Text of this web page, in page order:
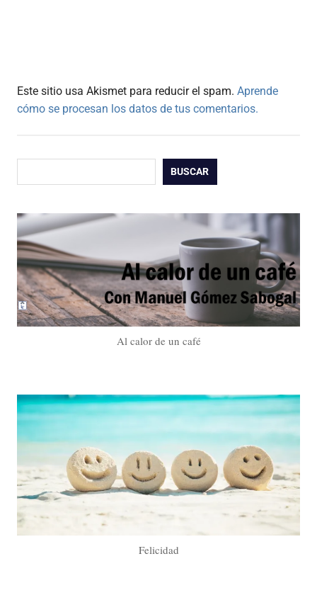
Este sitio usa Akismet para reducir el spam. Aprende
cómo se procesan los datos de tus comentarios.
BUSCAR
Al calor de un café
Felicidad